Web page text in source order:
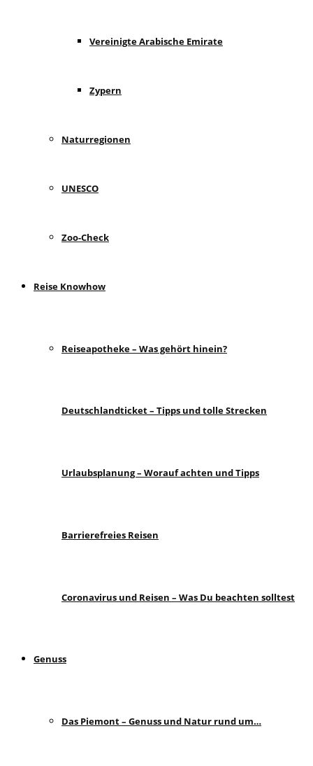
Vereinigte Arabische Emirate
Zypern
Naturregionen
UNESCO
Zoo-Check
Reise Knowhow
Reiseapotheke – Was gehört hinein?
Deutschlandticket – Tipps und tolle Strecken
Urlaubsplanung – Worauf achten und Tipps
Barrierefreies Reisen
Coronavirus und Reisen – Was Du beachten solltest
Genuss
Das Piemont – Genuss und Natur rund um…